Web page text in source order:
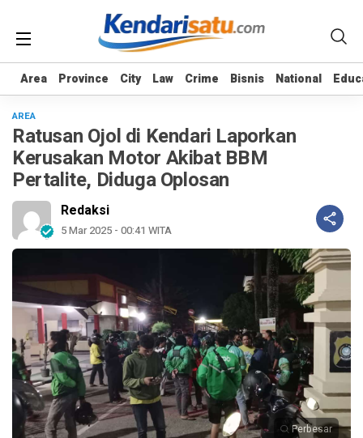
Area Province City Law Crime Bisnis National
Area Province City Law Crime Bisnis National
AREA
Ratusan Ojol di Kendari Laporkan
Kerusakan Motor Akibat BBM
Pertalite, Diduga Oplosan
Redaksi
5 Mar 2025 - 00:41 WITA
Perbesar